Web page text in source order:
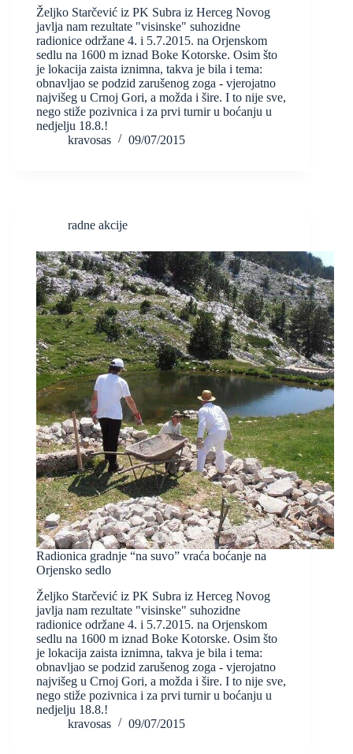
Željko Starčević iz PK Subra iz Herceg Novog
javlja nam rezultate "visinske" suhozidne
radionice održane 4. i 5.7.2015. na Orjenskom
sedlu na 1600 m iznad Boke Kotorske. Osim što
je lokacija zaista iznimna, takva je bila i tema:
obnavljao se podzid zarušenog zoga - vjerojatno
najvišeg u Crnoj Gori, a možda i šire. I to nije sve,
nego stiže pozivnica i za prvi turnir u boćanju u
nedjelju 18.8.!
kravosas
09/07/2015
radne akcije
Radionica gradnje “na suvo” vraća boćanje na
Orjensko sedlo
Željko Starčević iz PK Subra iz Herceg Novog
javlja nam rezultate "visinske" suhozidne
radionice održane 4. i 5.7.2015. na Orjenskom
sedlu na 1600 m iznad Boke Kotorske. Osim što
je lokacija zaista iznimna, takva je bila i tema:
obnavljao se podzid zarušenog zoga - vjerojatno
najvišeg u Crnoj Gori, a možda i šire. I to nije sve,
nego stiže pozivnica i za prvi turnir u boćanju u
nedjelju 18.8.!
kravosas
09/07/2015